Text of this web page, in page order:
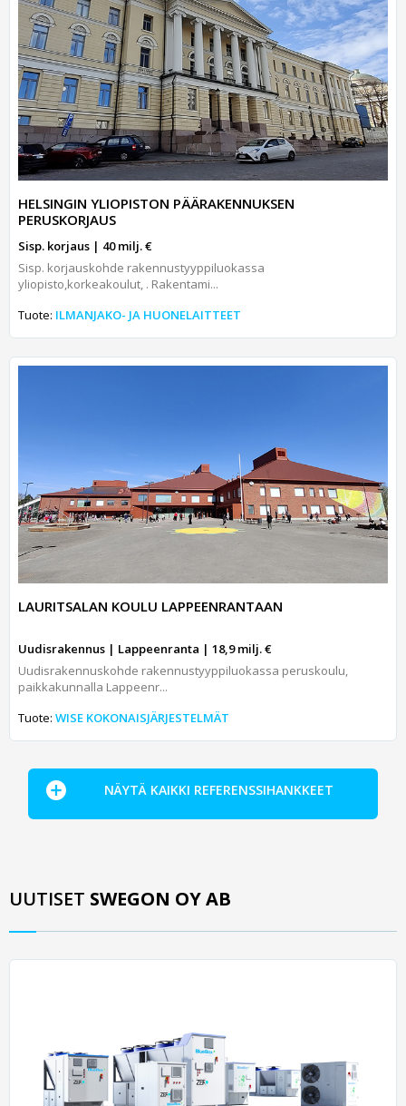
HELSINGIN YLIOPISTON PÄÄRAKENNUKSEN
PERUSKORJAUS
Sisp. korjaus | 40 milj. €
Sisp. korjauskohde rakennustyyppiluokassa
yliopisto,korkeakoulut, . Rakentami...
Tuote: ILMANJAKO- JA HUONELAITTEET
LAURITSALAN KOULU LAPPEENRANTAAN
Uudisrakennus | Lappeenranta | 18,9 milj. €
Uudisrakennuskohde rakennustyyppiluokassa peruskoulu,
paikkakunnalla Lappeenr...
Tuote: WISE KOKONAISJÄRJESTELMÄT
NÄYTÄ KAIKKI REFERENSSIHANKKEET
UUTISET SWEGON OY AB